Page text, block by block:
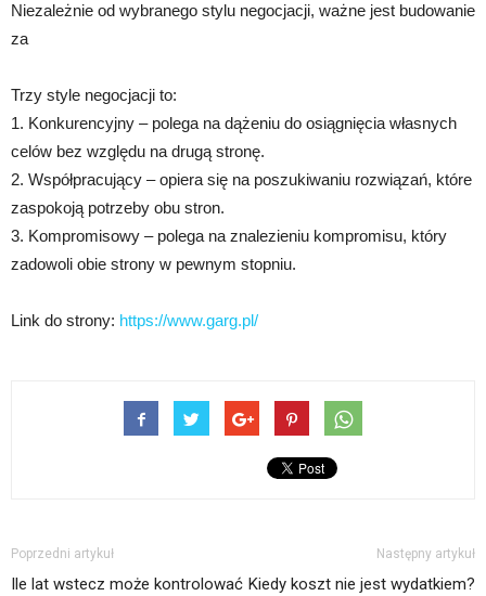
Niezależnie od wybranego stylu negocjacji, ważne jest budowanie
za
Trzy style negocjacji to:
1. Konkurencyjny – polega na dążeniu do osiągnięcia własnych
celów bez względu na drugą stronę.
2. Współpracujący – opiera się na poszukiwaniu rozwiązań, które
zaspokoją potrzeby obu stron.
3. Kompromisowy – polega na znalezieniu kompromisu, który
zadowoli obie strony w pewnym stopniu.
Link do strony: https://www.garg.pl/
Poprzedni artykuł
Ile lat wstecz może kontrolować
Następny artykuł
Kiedy koszt nie jest wydatkiem?